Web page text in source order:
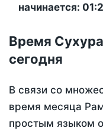
начинается:
Время
сегодня
В связи со
время месяца
простым языком